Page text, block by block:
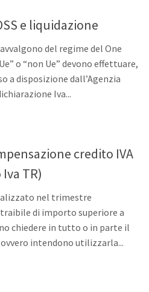
e liquidazione
del regime del One
o “non Ue” devono effettuare,
a disposizione dall’Agenzia
Iva...
credito IVA
TR)
nel trimestre
di importo superiore a
chiedere in tutto o in parte il
intendono utilizzarla...